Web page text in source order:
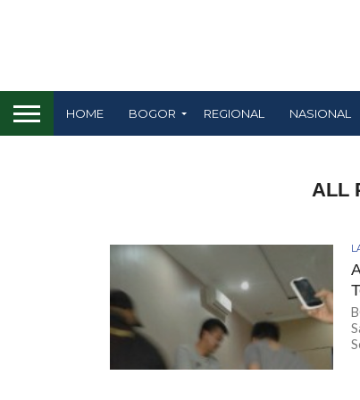
HOME BOGOR REGIONAL NASIONAL
ALL